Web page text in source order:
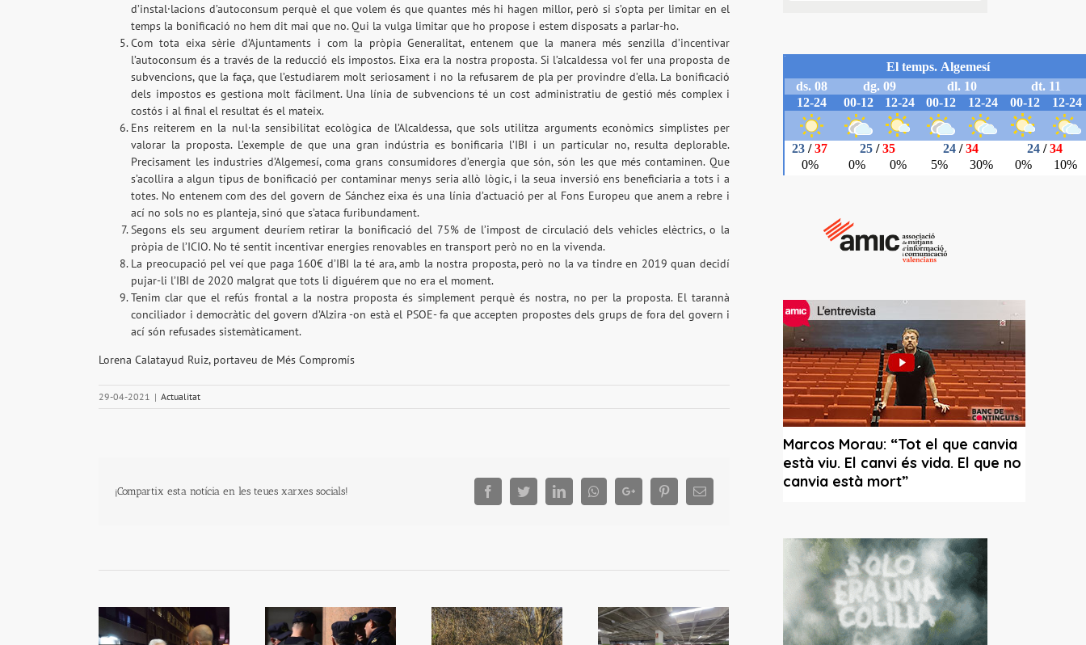
d’instal·lacions d’autoconsum perquè el que volem és que quantes més hi hagen millor, però si s’opta per limitar en el
temps la bonificació no hem dit mai que no. Qui la vulga limitar que ho propose i estem disposats a parlar-ho.
Com tota eixa sèrie d’Ajuntaments i com la pròpia Generalitat, entenem que la manera més senzilla d’incentivar
l’autoconsum és a través de la reducció els impostos. Eixa era la nostra proposta. Si l’alcaldessa vol fer una proposta de
subvencions, que la faça, que l’estudiarem molt seriosament i no la refusarem de pla per provindre d’ella. La bonificació
dels impostos es gestiona molt fàcilment. Una línia de subvencions té un cost administratiu de gestió més complex i
costós i al final el resultat és el mateix.
Ens reiterem en la nul·la sensibilitat ecològica de l’Alcaldessa, que sols utilitza arguments econòmics simplistes per
valorar la proposta. L’exemple de que una gran indústria es bonificaria l’IBI i un particular no, resulta deplorable.
Precisament les industries d’Algemesí, coma grans consumidores d’energia que són, són les que més contaminen. Que
s’acollira a algun tipus de bonificació per contaminar menys seria allò lògic, i la seua inversió ens beneficiaria a tots i a
totes. No entenem com des del govern de Sánchez eixa és una línia d’actuació per al Fons Europeu que anem a rebre i
ací no sols no es planteja, sinó que s’ataca furibundament.
Segons els seu argument deuríem retirar la bonificació del 75% de l’impost de circulació dels vehicles elèctrics, o la
pròpia de l’ICIO. No té sentit incentivar energies renovables en transport però no en la vivenda.
La preocupació pel veí que paga 160€ d’IBI la té ara, amb la nostra proposta, però no la va tindre en 2019 quan decidí
pujar-li l’IBI de 2020 malgrat que tots li diguérem que no era el moment.
Tenim clar que el refús frontal a la nostra proposta és simplement perquè és nostra, no per la proposta. El tarannà
conciliador i democràtic del govern d’Alzira -on està el PSOE- fa que accepten propostes dels grups de fora del govern i
ací són refusades sistemàticament.
Lorena Calatayud Ruiz, portaveu de Més Compromís
29-04-2021 | Actualitat
¡Compartix esta notícia en les teues xarxes socials! FacebookTwitterLinkedInWhatsappGoogle+ PinterestEmail